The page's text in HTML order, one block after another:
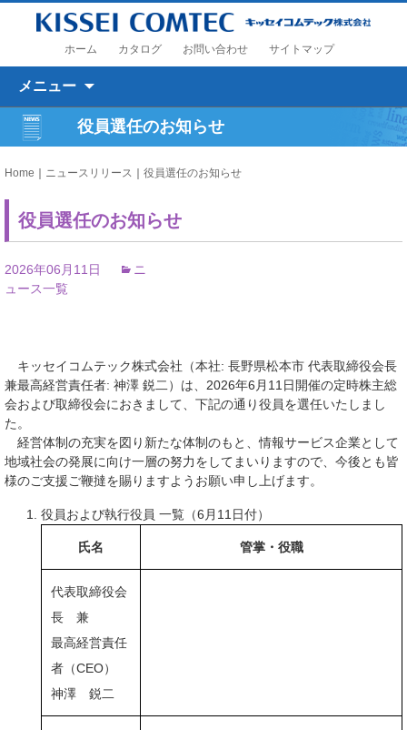
ホーム カタログ お問い合わせ サイトマップ
メニュー
役員選任のお知らせ
Home ニュースリリース 役員選任のお知らせ
役員選任のお知らせ
2026年06月11日
ニ
ュース一覧
キッセイコムテック株式会社（本社: 長野県松本市 代表取締役会長
兼最高経営責任者: 神澤 鋭二）は、2026年6月11日開催の定時株主総
会および取締役会におきまして、下記の通り役員を選任いたしまし
た。
経営体制の充実を図り新たな体制のもと、情報サービス企業として
地域社会の発展に向け一層の努力をしてまいりますので、今後とも皆
様のご支援ご鞭撻を賜りますようお願い申し上げます。
役員および執行役員 一覧（6月11日付）
氏名 管掌・役職
代表取締役会
長 兼
最高経営責任
者（CEO）
神澤 鋭二